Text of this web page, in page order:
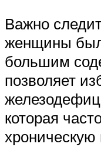
Важно
женщины
большим
позволяет
которая
хроническую